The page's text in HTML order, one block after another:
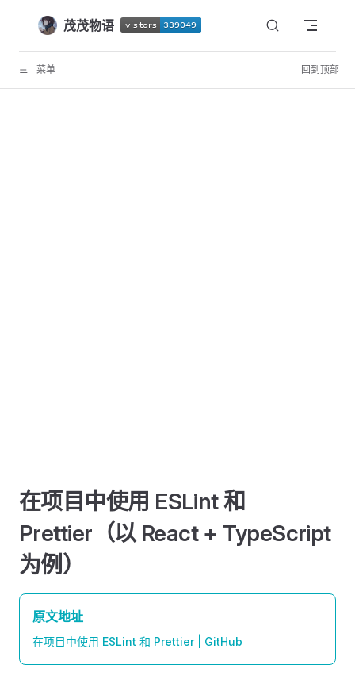
Skip to content
茂茂物语
菜单 回到顶部
在项目中使用 ESLint 和
Prettier（以 React + TypeScript
为例）
原文地址
在项目中使用 ESLint 和 Prettier | GitHub